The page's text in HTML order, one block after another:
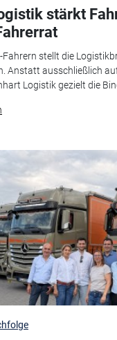
stärkt
Fahrern stellt die
Anstatt ausschließlich
Logistik gezielt die